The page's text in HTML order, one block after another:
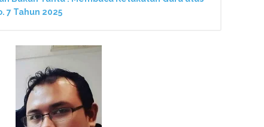
7 Tahun 2025